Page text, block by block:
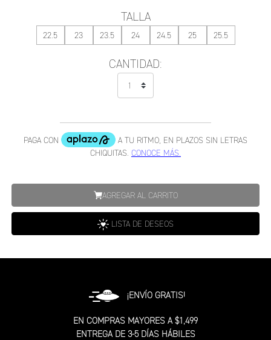
TALLA
22.5 23 23.5 24 24.5 25 25.5
CANTIDAD:
AGREGAR AL CARRITO
LISTA DE DESEOS
¡ENVÍO GRATIS!
EN COMPRAS MAYORES A $1,499
ENTREGA DE 3-5 DÍAS HÁBILES